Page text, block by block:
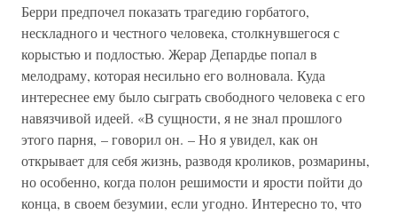
Берри предпочел показать трагедию горбатого,
нескладного и честного человека, столкнувшегося с
корыстью и подлостью. Жерар Депардье попал в
мелодраму, которая несильно его волновала. Куда
интереснее ему было сыграть свободного человека с его
навязчивой идеей. «В сущности, я не знал прошлого
этого парня, – говорил он. – Но я увидел, как он
открывает для себя жизнь, разводя кроликов, розмарины,
но особенно, когда полон решимости и ярости пойти до
конца, в своем безумии, если угодно. Интересно то, что